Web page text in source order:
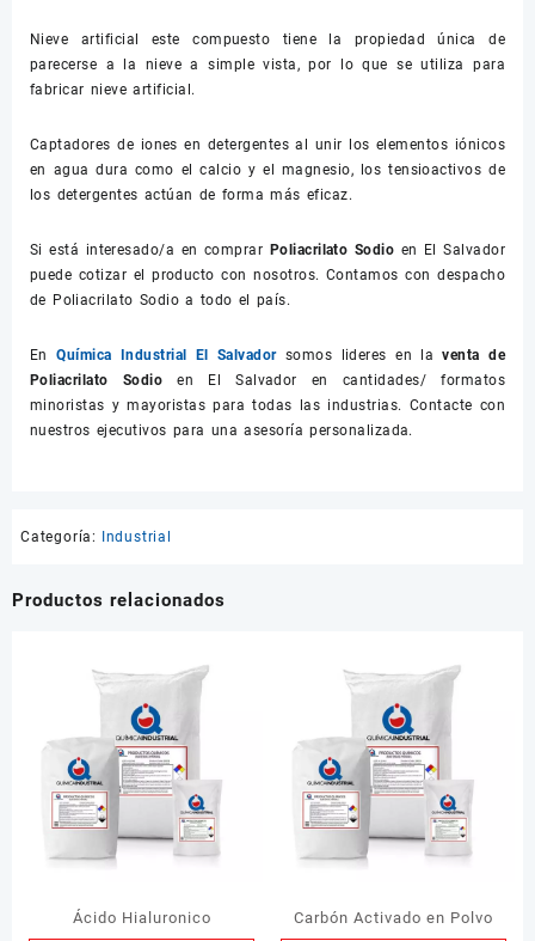
Nieve artificial este compuesto tiene la propiedad única de
parecerse a la nieve a simple vista, por lo que se utiliza para
fabricar nieve artificial.
Captadores de iones en detergentes al unir los elementos iónicos
en agua dura como el calcio y el magnesio, los tensioactivos de
los detergentes actúan de forma más eficaz.
Si está interesado/a en comprar Poliacrilato Sodio en El Salvador
puede cotizar el producto con nosotros. Contamos con despacho
de Poliacrilato Sodio a todo el país.
EnQuímica Industrial El Salvadorsomos lideres en laventa de
Poliacrilato Sodioen El Salvador en cantidades/ formatos
minoristas y mayoristas para todas las industrias. Contacte con
nuestros ejecutivos para una asesoría personalizada.
Categoría: Industrial
Productos relacionados
Ácido Hialuronico Carbón Activado en Polvo